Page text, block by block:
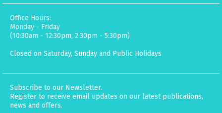
Office Hours:
Monday - Friday
(10:30am - 12:30pm; 2:30pm - 5:30pm)
Closed on Saturday, Sunday and Public Holidays
Subscribe to our Newsletter.
Register to receive email updates on our latest publications,
news and offers.